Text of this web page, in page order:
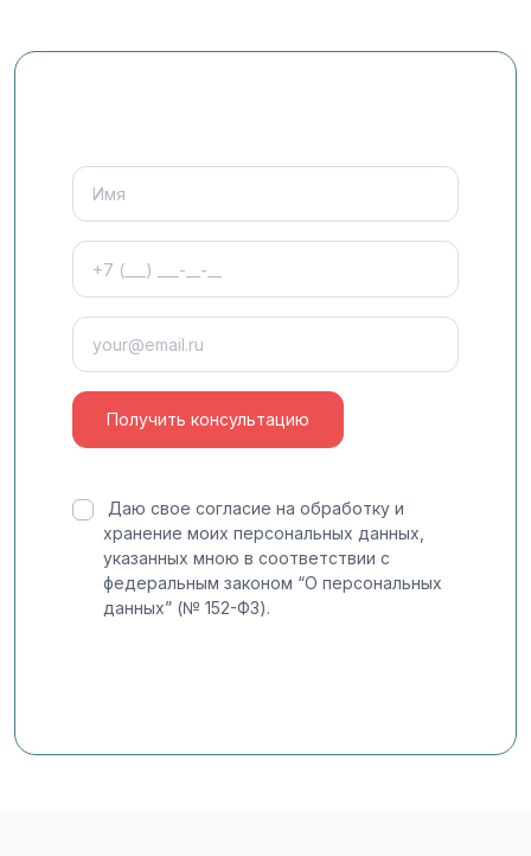
Даю свое согласие на обработку и
хранение моих персональных данных,
указанных мною в соответствии с
федеральным законом “О персональных
данных” (№ 152-ФЗ).